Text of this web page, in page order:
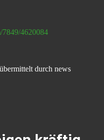
7849/4620084
durch news